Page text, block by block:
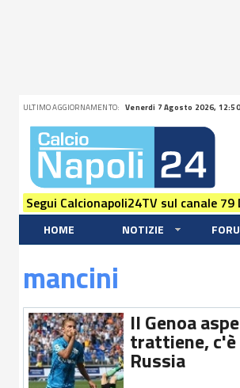
ULTIMO AGGIORNAMENTO: Venerdi 7 Agosto 2026, 12:50
Segui Calcionapoli24TV sul canale
HOME NOTIZIE
mancini
Il Genoa
trattiene, c'è
Russia